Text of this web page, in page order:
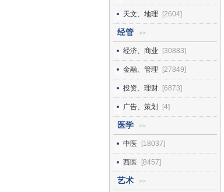
天文、地理 [2604]
经管 >>
经济、商业 [30883]
金融、管理 [27849]
投资、理财 [6873]
广告、策划 [4]
医学 >>
中医 [18037]
西医 [8457]
艺术 >>